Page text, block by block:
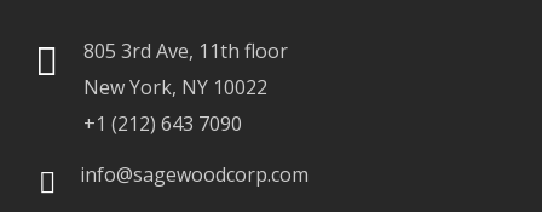
805 3rd Ave, 11th floor
New York, NY 10022
+1 (212) 643 7090
info@sagewoodcorp.com